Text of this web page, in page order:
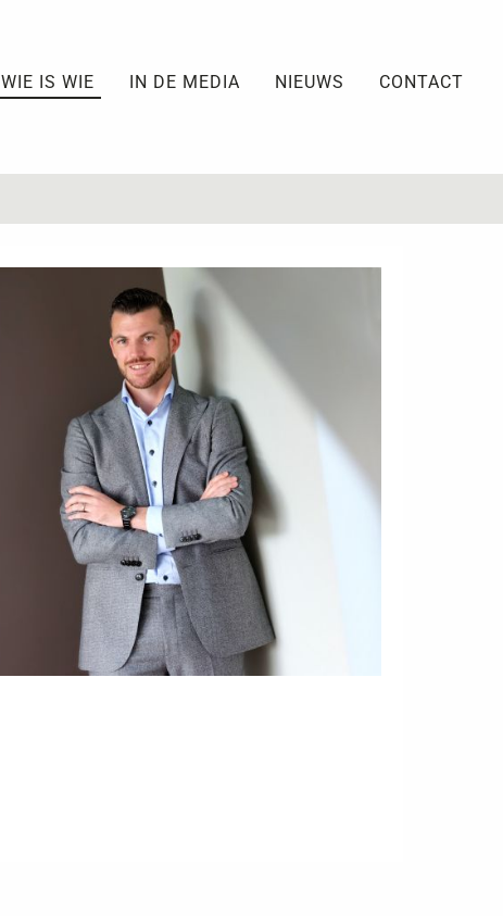
WIE IS WIE IN DE MEDIA NIEUWS CONTACT